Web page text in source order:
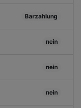
Barzahlung
nein
nein
nein